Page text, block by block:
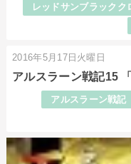
レッドサンブラックク
2016年5月17日火曜日
アルスラーン戦記15
アルスラーン戦記